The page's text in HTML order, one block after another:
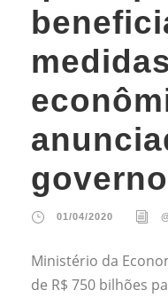
medidas
01/04/2020
Ministério da
de R$ 750 bilhões